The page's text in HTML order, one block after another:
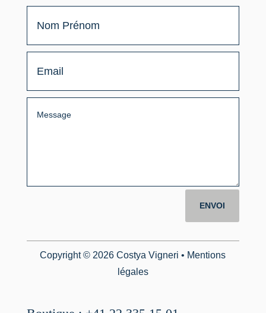
ENVOI
Copyright © 2026 Costya Vigneri • Mentions
légales